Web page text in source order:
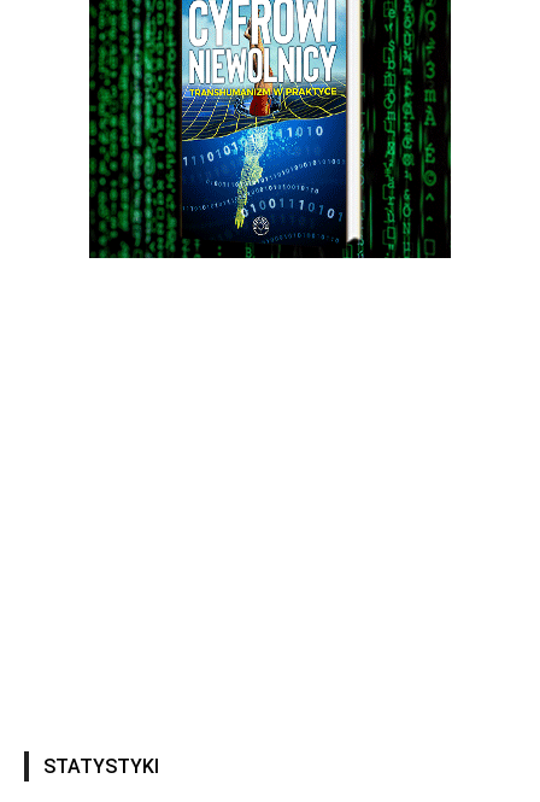
STATYSTYKI